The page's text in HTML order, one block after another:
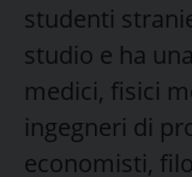
studenti
studio e ha
medici, fisici
ingegneri di
economisti,